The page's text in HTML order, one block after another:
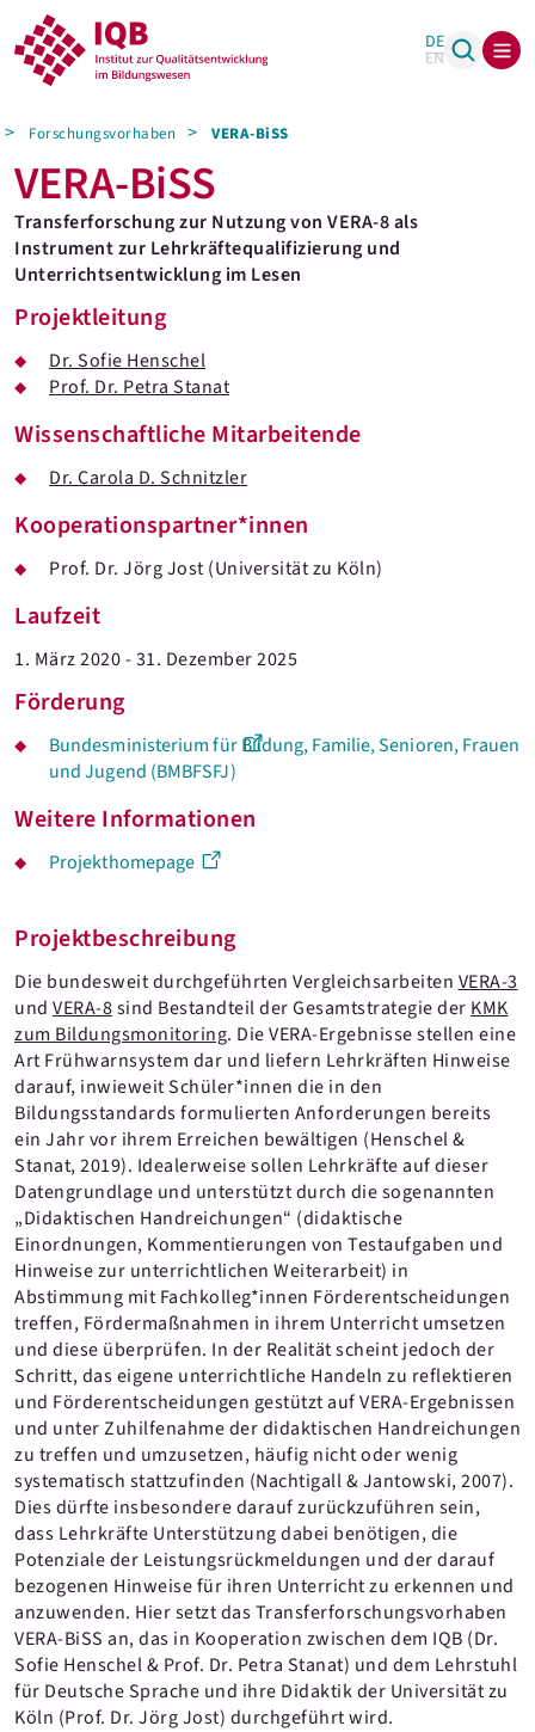
DE
EN
Forschungsvorhaben VERA-BiSS
Projektleitung
Dr. Sofie Henschel
Prof. Dr. Petra Stanat
Wissenschaftliche Mitarbeitende
Dr. Carola D. Schnitzler
Kooperationspartner*innen
Prof. Dr. Jörg Jost (Universität zu Köln)
Laufzeit
1. März 2020 - 31. Dezember 2025
Förderung
Bundesministerium für Bildung, Familie, Senioren, Frauen
und Jugend (BMBFSFJ)
Weitere Informationen
Projekthomepage
Projektbeschreibung
Die bundesweit durchgeführten Vergleichsarbeiten VERA-3
und VERA-8sind Bestandteil der Gesamtstrategie der KMK
zum Bildungsmonitoring. Die VERA-Ergebnisse stellen eine
Art Frühwarnsystem dar und liefern Lehrkräften Hinweise
darauf, inwieweit Schüler*innen die in den
Bildungsstandards formulierten Anforderungen bereits
ein Jahr vor ihrem Erreichen bewältigen (Henschel &
Stanat, 2019). Idealerweise sollen Lehrkräfte auf dieser
Datengrundlage und unterstützt durch die sogenannten
„Didaktischen Handreichungen“ (didaktische
Einordnungen, Kommentierungen von Testaufgaben und
Hinweise zur unterrichtlichen Weiterarbeit) in
Abstimmung mit Fachkolleg*innen Förderentscheidungen
treffen, Fördermaßnahmen in ihrem Unterricht umsetzen
und diese überprüfen. In der Realität scheint jedoch der
Schritt, das eigene unterrichtliche Handeln zu reflektieren
und Förderentscheidungen gestützt auf VERA-Ergebnissen
und unter Zuhilfenahme der didaktischen Handreichungen
zu treffen und umzusetzen, häufig nicht oder wenig
systematisch stattzufinden (Nachtigall & Jantowski, 2007).
Dies dürfte insbesondere darauf zurückzuführen sein,
dass Lehrkräfte Unterstützung dabei benötigen, die
Potenziale der Leistungsrückmeldungen und der darauf
bezogenen Hinweise für ihren Unterricht zu erkennen und
anzuwenden. Hier setzt das Transferforschungsvorhaben
VERA-BiSS an, das in Kooperation zwischen dem IQB (Dr.
Sofie Henschel & Prof. Dr. Petra Stanat) und dem Lehrstuhl
für Deutsche Sprache und ihre Didaktik der Universität zu
Köln (Prof. Dr. Jörg Jost) durchgeführt wird.
VERA-BiSS
Transferforschung zur Nutzung von VERA-8 als
Instrument zur Lehrkräftequalifizierung und
Unterrichtsentwicklung im Lesen